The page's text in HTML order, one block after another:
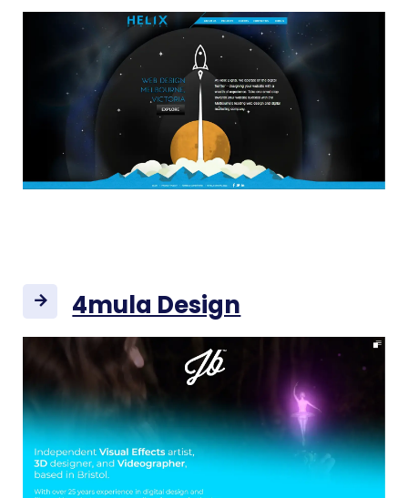
4mula Design